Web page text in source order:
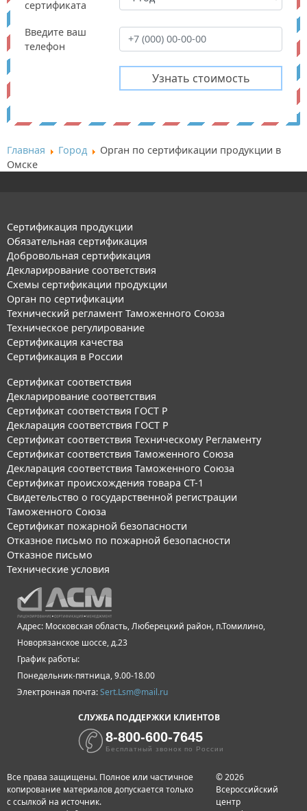
сертификата
Введите ваш
телефон
Главная Город
Орган по сертификации продукции в
Омске
Сертификация продукции
Обязательная сертификация
Добровольная сертификация
Декларирование соответствия
Схемы сертификации продукции
Орган по сертификации
Технический регламент Таможенного Союза
Техническое регулирование
Сертификация качества
Сертификация в России
Сертификат соответствия
Декларирование соответствия
Сертификат соответствия ГОСТ Р
Декларация соответствия ГОСТ Р
Сертификат соответствия Техническому Регламенту
Сертификат соответствия Таможенного Союза
Декларация соответствия Таможенного Союза
Сертификат происхождения товара СТ-1
Свидетельство о государственной регистрации
Таможенного Союза
Сертификат пожарной безопасности
Отказное письмо по пожарной безопасности
Отказное письмо
Технические условия
Адрес: Московская область, Люберецкий район, п.Томилино,
Новорязанское шоссе, д.23
График работы:
Понедельник-пятница, 9.00-18.00
Электронная почта:Sert.Lsm@mail.ru
СЛУЖБА ПОДДЕРЖКИ КЛИЕНТОВ
8-800-600-7645
Бесплатный звонок по России
Все права защищены. Полное или частичное
копирование материалов допускается только
с ссылкой на источник.
© 2026
Всероссийский
центр